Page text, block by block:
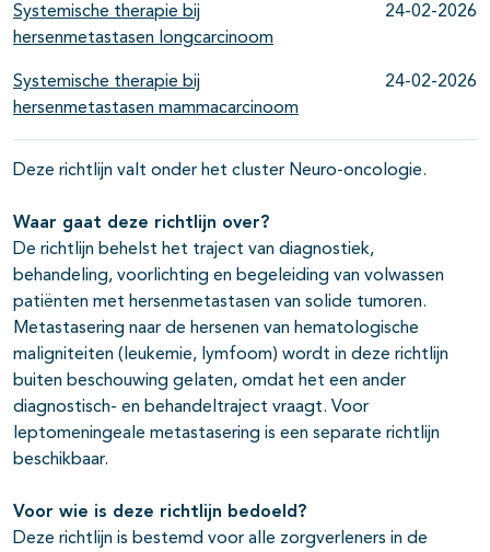
Systemische therapie bij
hersenmetastasen longcarcinoom
24-02-2026
Systemische therapie bij
hersenmetastasen mammacarcinoom
24-02-2026
Deze richtlijn valt onder het cluster Neuro-oncologie.
Waar gaat deze richtlijn over?
De richtlijn behelst het traject van diagnostiek,
behandeling, voorlichting en begeleiding van volwassen
patiënten met hersenmetastasen van solide tumoren.
Metastasering naar de hersenen van hematologische
maligniteiten (leukemie, lymfoom) wordt in deze richtlijn
buiten beschouwing gelaten, omdat het een ander
diagnostisch- en behandeltraject vraagt. Voor
leptomeningeale metastasering is een separate richtlijn
beschikbaar.
Voor wie is deze richtlijn bedoeld?
Deze richtlijn is bestemd voor alle zorgverleners in de